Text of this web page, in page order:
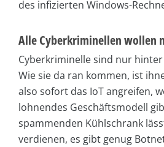
des infizierten Windows-
Alle Cyberkriminellen wollen
Cyberkriminelle sind nur
Wie sie da ran kommen, ist
also sofort das IoT angreifen,
lohnendes Geschäftsmodell
spammenden Kühlschrank
verdienen, es gibt genug